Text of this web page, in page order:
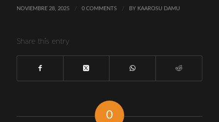
NOVIEMBRE 28, 2025 / 0 COMMENTS / BY KAAROSU DAMU
Share this entry
0